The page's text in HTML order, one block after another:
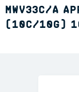
MWV33C/A
(10C/10G)